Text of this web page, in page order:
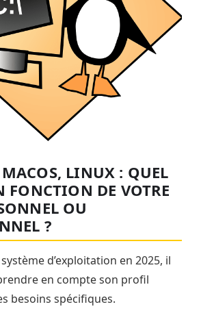
LINUX : QUEL
FONCTION DE VOTRE
OU
?
d’exploitation en 2025, il
en compte son profil
besoins spécifiques.